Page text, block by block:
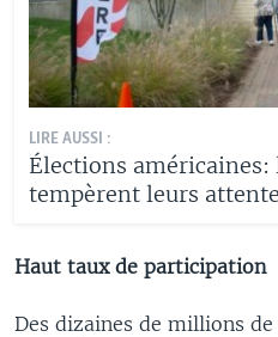
LIRE AUSSI :
Élections américaines:
tempèrent leurs
Haut taux de participation
Des dizaines de millions